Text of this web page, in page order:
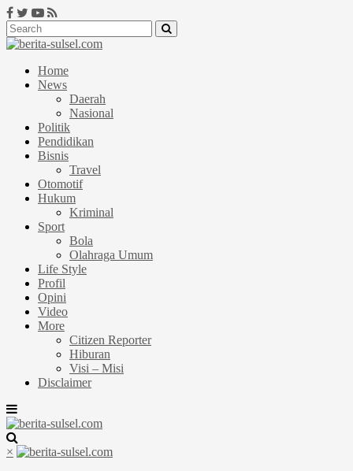
Home
News
Daerah
Nasional
Politik
Pendidikan
Bisnis
Travel
Otomotif
Hukum
Kriminal
Sport
Bola
Olahraga Umum
Life Style
Profil
Opini
Video
More
Citizen Reporter
Hiburan
Visi – Misi
Disclaimer
×